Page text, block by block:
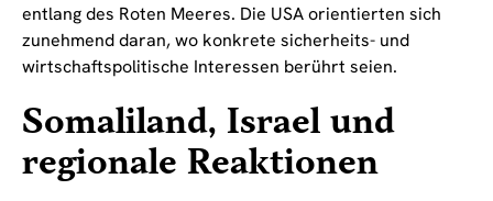
entlang des Roten Meeres. Die USA orientierten sich
zunehmend daran, wo konkrete sicherheits- und
wirtschaftspolitische Interessen berührt seien.
Somaliland, Israel und
regionale Reaktionen